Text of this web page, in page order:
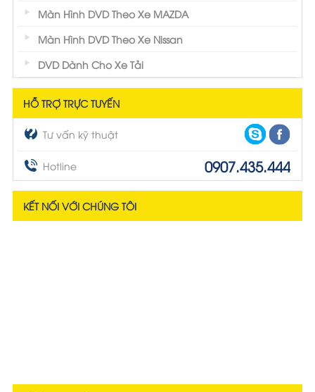
Màn Hình DVD Theo Xe MAZDA
Màn Hình DVD Theo Xe Nissan
DVD Dành Cho Xe Tải
HỖ TRỢ TRỰC TUYẾN
Tư vấn kỹ thuật
Hotline 0907.435.444
KẾT NỐI VỚI CHÚNG TÔI